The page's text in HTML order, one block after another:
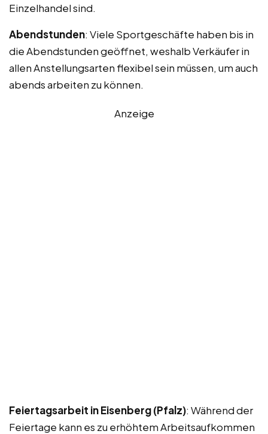
Einzelhandel sind.
Abendstunden: Viele Sportgeschäfte haben bis in
die Abendstunden geöffnet, weshalb Verkäufer in
allen Anstellungsarten flexibel sein müssen, um auch
abends arbeiten zu können.
Anzeige
Feiertagsarbeit in Eisenberg (Pfalz): Während der
Feiertage kann es zu erhöhtem Arbeitsaufkommen